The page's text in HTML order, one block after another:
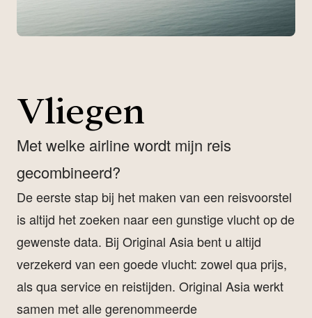
Vliegen
Met welke airline wordt mijn reis
gecombineerd?
De eerste stap bij het maken van een reisvoorstel
is altijd het zoeken naar een gunstige vlucht op de
gewenste data. Bij Original Asia bent u altijd
verzekerd van een goede vlucht: zowel qua prijs,
als qua service en reistijden. Original Asia werkt
samen met alle gerenommeerde